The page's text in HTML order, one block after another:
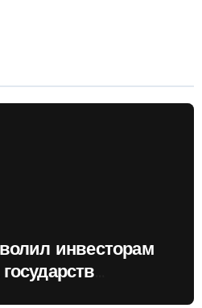
инвесторам